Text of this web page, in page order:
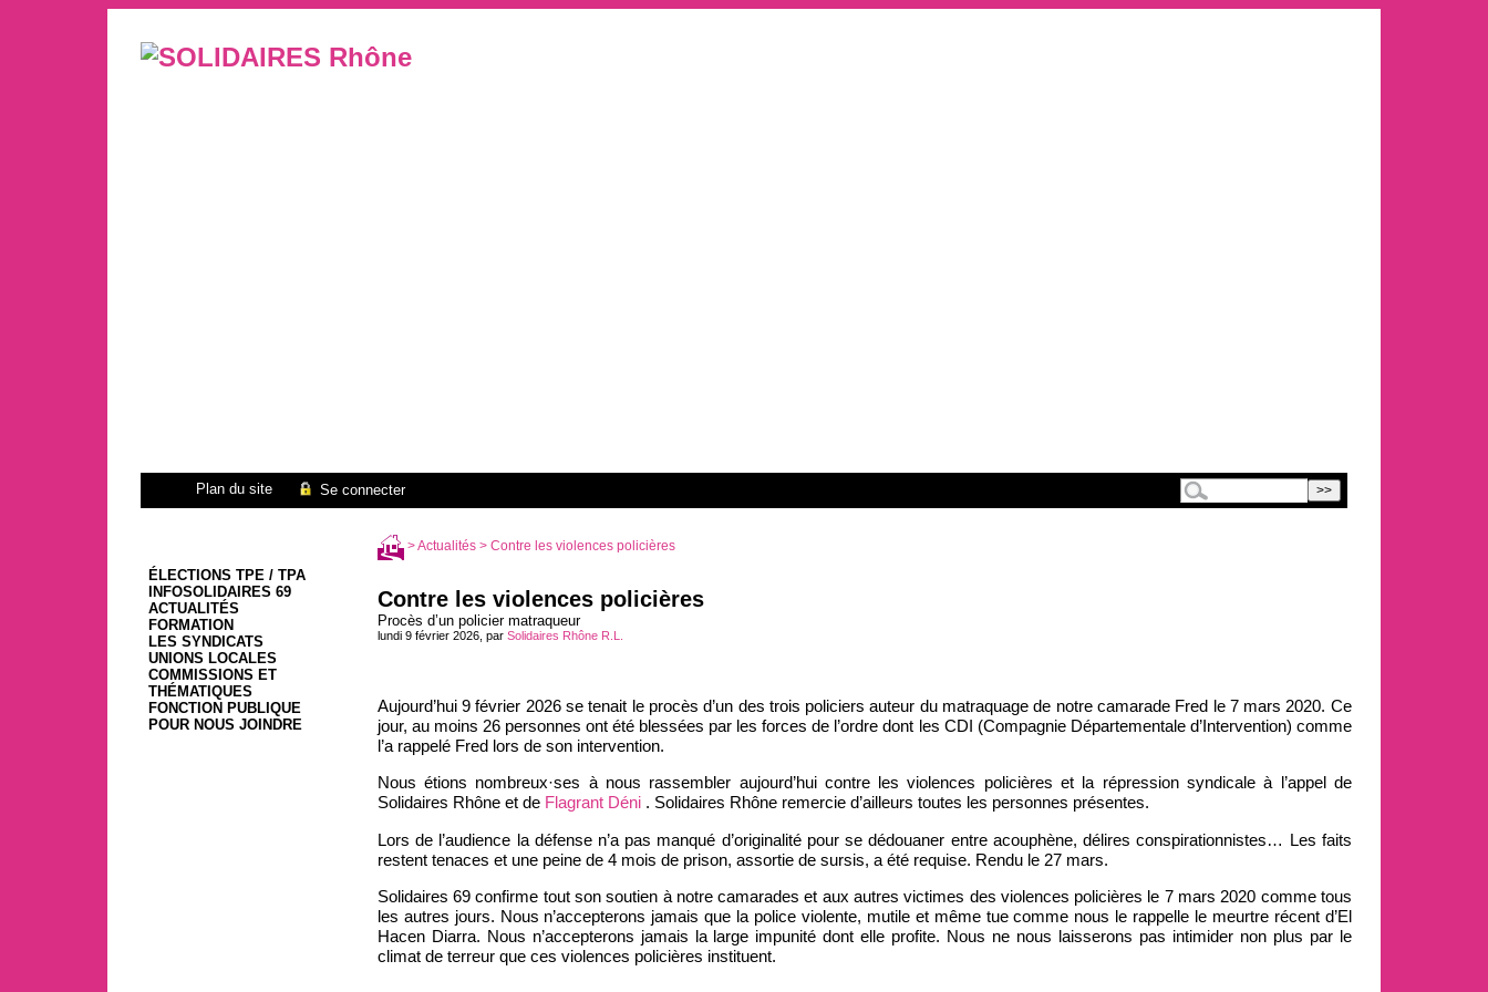
Plan du site Se connecter
ÉLECTIONS TPE / TPA
INFOSOLIDAIRES 69
ACTUALITÉS
FORMATION
LES SYNDICATS
UNIONS LOCALES
COMMISSIONS ET
THÉMATIQUES
FONCTION PUBLIQUE
POUR NOUS JOINDRE
>Actualités> Contre les violences policières
Contre les violences policières
Procès d’un policier matraqueur
lundi 9 février 2026, par Solidaires Rhône R.L.
Aujourd’hui 9 février 2026 se tenait le procès d’un des trois policiers auteur du matraquage de notre camarade Fred le 7 mars 2020. Ce
jour, au moins 26 personnes ont été blessées par les forces de l’ordre dont les CDI (Compagnie Départementale d’Intervention) comme
l’a rappelé Fred lors de son intervention.
Nous étions nombreux·ses à nous rassembler aujourd’hui contre les violences policières et la répression syndicale à l’appel de
Solidaires Rhône et de Flagrant Déni. Solidaires Rhône remercie d’ailleurs toutes les personnes présentes.
Lors de l’audience la défense n’a pas manqué d’originalité pour se dédouaner entre acouphène, délires conspirationnistes… Les faits
restent tenaces et une peine de 4 mois de prison, assortie de sursis, a été requise. Rendu le 27 mars.
Solidaires 69 confirme tout son soutien à notre camarades et aux autres victimes des violences policières le 7 mars 2020 comme tous
les autres jours. Nous n’accepterons jamais que la police violente, mutile et même tue comme nous le rappelle le meurtre récent d’El
Hacen Diarra. Nous n’accepterons jamais la large impunité dont elle profite. Nous ne nous laisserons pas intimider non plus par le
climat de terreur que ces violences policières instituent.